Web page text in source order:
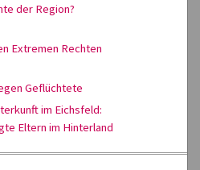
der Region?
Extremen Rechten
Geflüchtete
im Eichsfeld:
Eltern im Hinterland